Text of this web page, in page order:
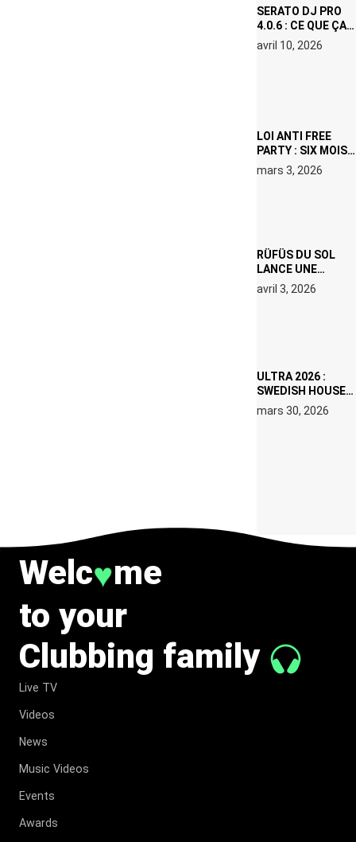
SERATO DJ PRO
4.0.6 : CE QUE ÇA
CHANGE, MÊME SI
VOUS N’ÊTES NI
avril 10, 2026
LOI ANTI FREE
PARTY : SIX MOIS
DE PRISON ET 5
000 € D’AMENDE
mars 3, 2026
RÜFÜS DU SOL
LANCE UNE
RÉSIDENCE DJ
SET DE QUATRE
avril 3, 2026
ULTRA 2026 :
SWEDISH HOUSE
MAFIA RETROUVE
ERIC PRYDZ DANS
mars 30, 2026
Welc♥me
to your
Clubbing family
Live TV
Videos
News
Music Videos
Events
Awards